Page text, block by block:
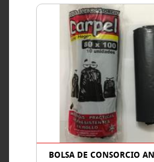
BOLSA DE CONSORCIO